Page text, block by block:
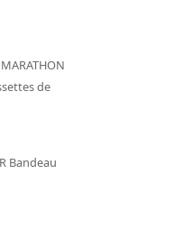
de
Bandeau